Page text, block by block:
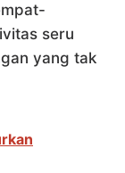
seru
yang tak